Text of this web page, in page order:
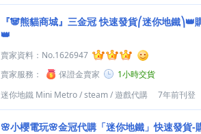
『🐼熊貓商城』三金冠 快速發貨⎛迷你地鐵⎞👑
👑
賣家資料： No.1626947
賣家服務：
保證金賣家
1小時交貨
迷你地鐵 Mini Metro/steam/遊戲代購 7年前刊登
🌸小櫻電玩🌸金冠代購「迷你地鐵」快速發貨-